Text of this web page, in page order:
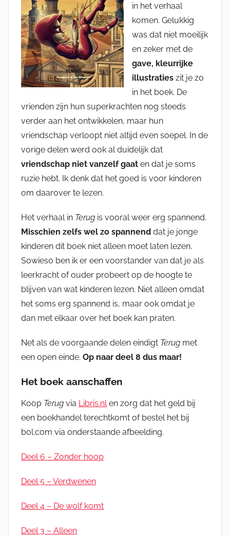
in het verhaal
komen. Gelukkig
was dat niet moeilijk
en zeker met de
gave, kleurrijke
illustraties zit je zo
in het boek. De
vrienden zijn hun superkrachten nog steeds
verder aan het ontwikkelen, maar hun
vriendschap verloopt niet altijd even soepel. In de
vorige delen werd ook al duidelijk dat
vriendschap niet vanzelf gaat en dat je soms
ruzie hebt. Ik denk dat het goed is voor kinderen
om daarover te lezen.
Het verhaal in Terug is vooral weer erg spannend.
Misschien zelfs wel zo spannend dat je jonge
kinderen dit boek niet alleen moet laten lezen.
Sowieso ben ik er een voorstander van dat je als
leerkracht of ouder probeert op de hoogte te
blijven van wat kinderen lezen. Niet alleen omdat
het soms erg spannend is, maar ook omdat je
dan met elkaar over het boek kan praten.
Net als de voorgaande delen eindigt Terug met
een open einde. Op naar deel 8 dus maar!
Het boek aanschaffen
Koop Terug via Libris.nl en zorg dat het geld bij
een boekhandel terechtkomt of bestel het bij
bol.com via onderstaande afbeelding.
Deel 6 – Zonder hoop
Deel 5 – Verdwenen
Deel 4 – De wolf komt
Deel 3 – Alleen